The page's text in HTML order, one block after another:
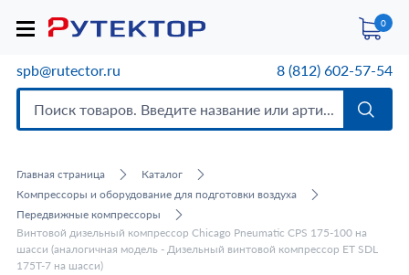
0
spb@rutector.ru 8 (812) 602-57-54
Главная страница
Каталог
Компрессоры и оборудование для подготовки воздуха
Передвижные компрессоры
Винтовой дизельный компрессор Chicago Pneumatic CPS 175-100 на
шасси (аналогичная модель - Дизельный винтовой компрессор ET SDL
175T-7 на шасси)